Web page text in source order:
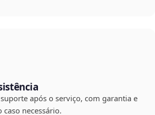
após o serviço, com garantia e
necessário.